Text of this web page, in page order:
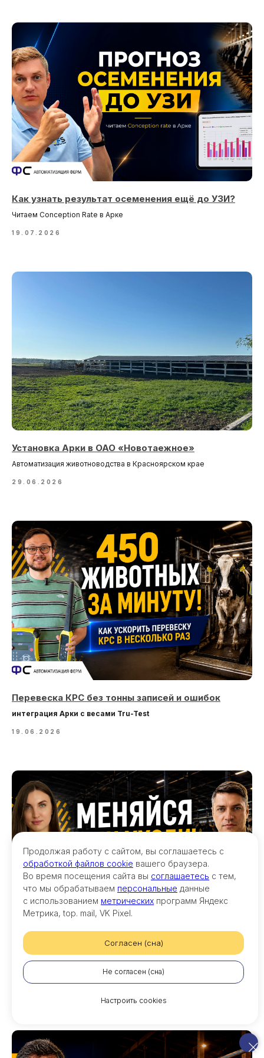
Продолжая работу с сайтом, вы соглашаетесь с
обработкой файлов cookie вашего браузера.
Во время посещения сайта вы соглашаетесь с тем,
что мы обрабатываем персональные данные
с использованием метрических программ Яндекс
Метрика, top. mail, VK Pixel.
Согласен (сна)
Не согласен (сна)
Настроить cookies
Как узнать результат осеменения ещё до УЗИ?
Читаем Conception Rate в Арке
19.07.2026
Установка Арки в ОАО «Новотаежное»
Автоматизация животноводства в Красноярском крае
29.06.2026
Перевеска КРС без тонны записей и ошибок
интеграция Арки с весами Tru-Test
19.06.2026
Бизнес без перемен обречен!
Как выживать в животноводстве в 2026 году? Новый выпуск с HR-
директором Татьяной Снегиревой
Разработка сайта
Юридическая информация
Политика конфиденциальности